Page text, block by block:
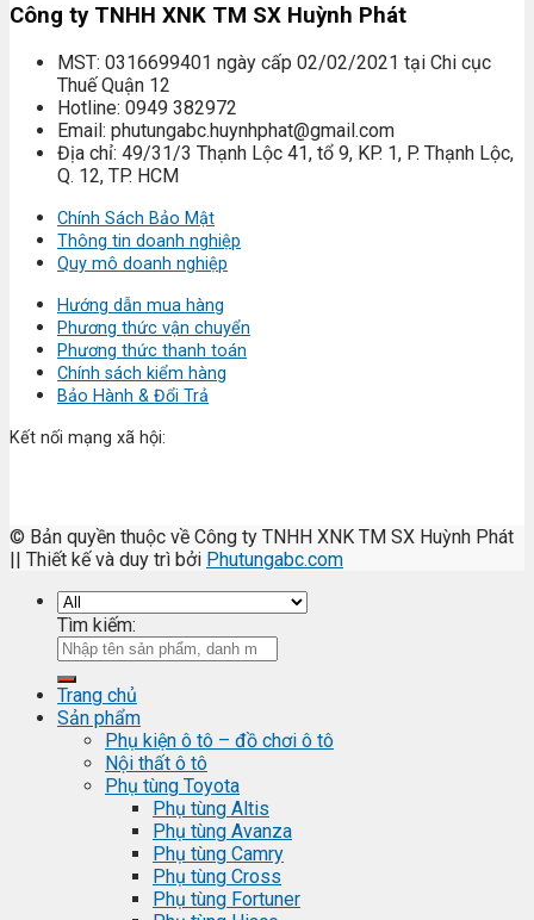
Công ty TNHH XNK TM SX Huỳnh Phát
MST: 0316699401 ngày cấp 02/02/2021 tại Chi cục
Thuế Quận 12
Hotline: 0949 382972
Email: phutungabc.huynhphat@gmail.com
Địa chỉ: 49/31/3 Thạnh Lộc 41, tổ 9, KP. 1, P. Thạnh Lộc,
Q. 12, TP. HCM
Chính Sách Bảo Mật
Thông tin doanh nghiệp
Quy mô doanh nghiệp
Hướng dẫn mua hàng
Phương thức vận chuyển
Phương thức thanh toán
Chính sách kiểm hàng
Bảo Hành & Đổi Trả
Kết nối mạng xã hội:
© Bản quyền thuộc về Công ty TNHH XNK TM SX Huỳnh Phát
|| Thiết kế và duy trì bởi Phutungabc.com
Tìm kiếm:
Trang chủ
Sản phẩm
Phụ kiện ô tô – đồ chơi ô tô
Nội thất ô tô
Phụ tùng Toyota
Phụ tùng Altis
Phụ tùng Avanza
Phụ tùng Camry
Phụ tùng Cross
Phụ tùng Fortuner